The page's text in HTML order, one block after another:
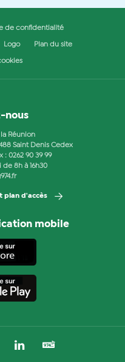
de confidentialité
Logo Plan du site
nous
Réunion
Saint Denis Cedex
: 0262 90 39 99
8h à 16h30
plan d'accès
mobile